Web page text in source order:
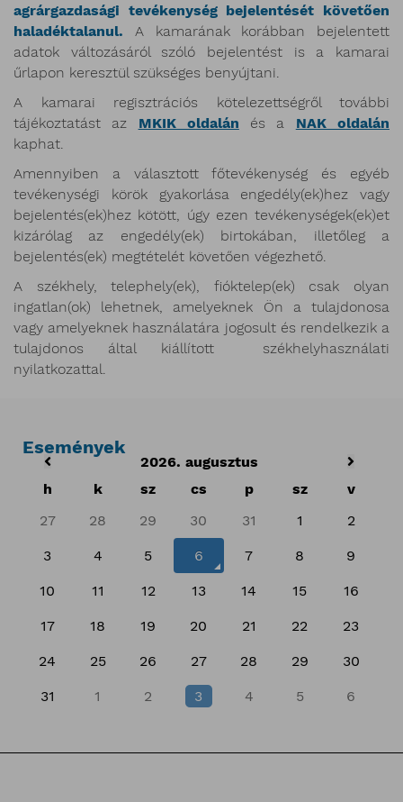
agrárgazdasági tevékenység bejelentését követően
haladéktalanul. A kamarának korábban bejelentett
adatok változásáról szóló bejelentést is a kamarai
űrlapon keresztül szükséges benyújtani.
A kamarai regisztrációs kötelezettségről további
tájékoztatást az MKIK oldalán és a NAK oldalán
kaphat.
Amennyiben a választott főtevékenység és egyéb
tevékenységi körök gyakorlása engedély(ek)hez vagy
bejelentés(ek)hez kötött, úgy ezen tevékenységek(ek)et
kizárólag az engedély(ek) birtokában, illetőleg a
bejelentés(ek) megtételét követően végezhető.
A székhely, telephely(ek), fióktelep(ek) csak olyan
ingatlan(ok) lehetnek, amelyeknek Ön a tulajdonosa
vagy amelyeknek használatára jogosult és rendelkezik a
tulajdonos által kiállított székhelyhasználati
nyilatkozattal.
Események
2026. augusztus
h
k sz cs p sz
v
27
28 29 30 31 1 2
3 4 5 6 7 8 9
10 11 12 13 14 15 16
17 18 19 20 21 22 23
24 25 26 27 28 29 30
31 1 2 3 4 5 6